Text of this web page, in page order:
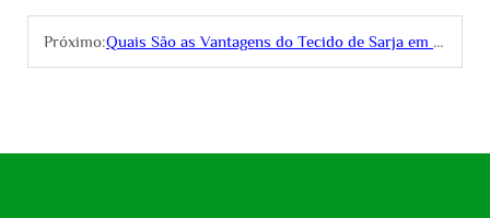
Próximo:Quais São as Vantagens do Tecido de Sarja em Poliéster e Viscose para Trajes Formais?